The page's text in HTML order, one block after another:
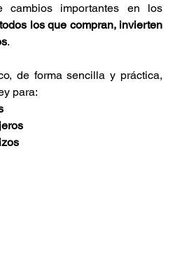
cambios importantes en los
todos los que compran, invierten
.
de forma sencilla y práctica,
para: